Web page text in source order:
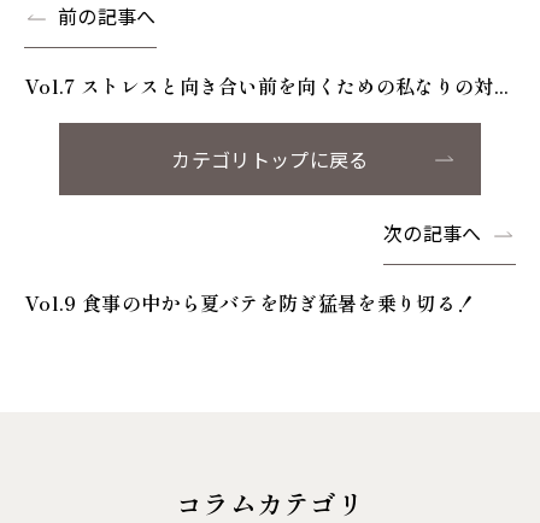
前の記事へ
Vol.7 ストレスと向き合い前を向くための私なりの対...
カテゴリトップに戻る
次の記事へ
Vol.9 食事の中から夏バテを防ぎ猛暑を乗り切る！
コラムカテゴリ